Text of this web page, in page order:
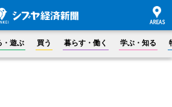
・遊ぶ 買う 暮らす・働く 学ぶ・知る